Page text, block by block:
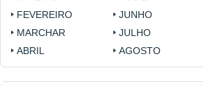
FEVEREIRO
MARCHAR
ABRIL
JUNHO
JULHO
AGOSTO